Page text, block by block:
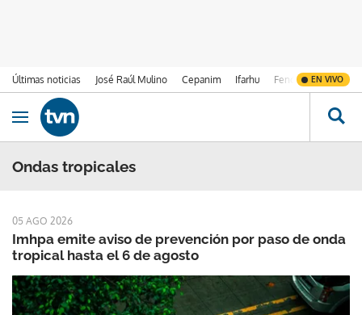
Últimas noticias José Raúl Mulino Cepanim Ifarhu Fenómeno de El
EN VIVO
Ir al contenido
Obrir navegació
Ondas tropicales
05 AGO 2026
Imhpa emite aviso de prevención por paso de onda
tropical hasta el 6 de agosto